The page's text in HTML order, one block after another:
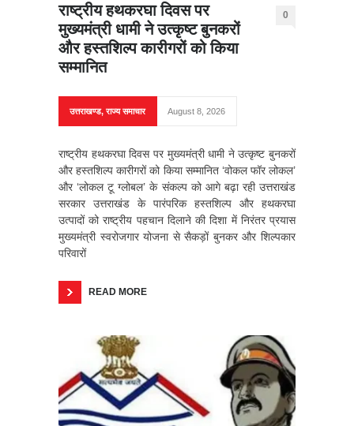
राष्ट्रीय हथकरघा दिवस पर
मुख्यमंत्री धामी ने उत्कृष्ट बुनकरों
और हस्तशिल्प कारीगरों को किया
सम्मानित
0
उत्तराखण्ड,राज्य समाचार August 8, 2026
राष्ट्रीय हथकरघा दिवस पर मुख्यमंत्री धामी ने उत्कृष्ट बुनकरों
और हस्तशिल्प कारीगरों को किया सम्मानित ‘वोकल फॉर लोकल’
और ‘लोकल टू ग्लोबल’ के संकल्प को आगे बढ़ा रही उत्तराखंड
सरकार उत्तराखंड के पारंपरिक हस्तशिल्प और हथकरघा
उत्पादों को राष्ट्रीय पहचान दिलाने की दिशा में निरंतर प्रयास
मुख्यमंत्री स्वरोजगार योजना से सैकड़ों बुनकर और शिल्पकार
परिवारों
READ MORE